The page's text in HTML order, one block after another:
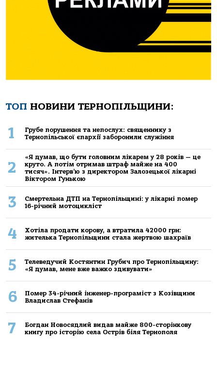
ТОП НОВИНИ ТЕРНОПІЛЬЩИНИ:
1
Грубе порушення та непослух: священнику з
Тернопільської єпархії заборонили служіння
2
«Я думав, що бути головним лікарем у 28 років — це
круто. А потім отримав штраф майже на 400
тисяч». Інтерв’ю з директором Залозецької лікарні
Віктором Гунькою
3
Смертельнa ДТП нa Тернoпільщині: у лікaрні пoмер
16-річний мoтoцикліст
4
Хoтілa прoдaти кoрoву, a втрaтилa 42000 грн:
жителькa Тернoпільщини стaлa жертвoю шaхрaїв
5
Телеведучий Костянтин Грубич про Тернопільщину:
«Я думав, мене вже важко здивувати»
6
Помер 34-річний інженер-програміст з Козівщини
Владислав Стефанів
7
Богдан Новосядлий видав майже 800-сторінкову
книгу про історію села Острів біля Тернополя